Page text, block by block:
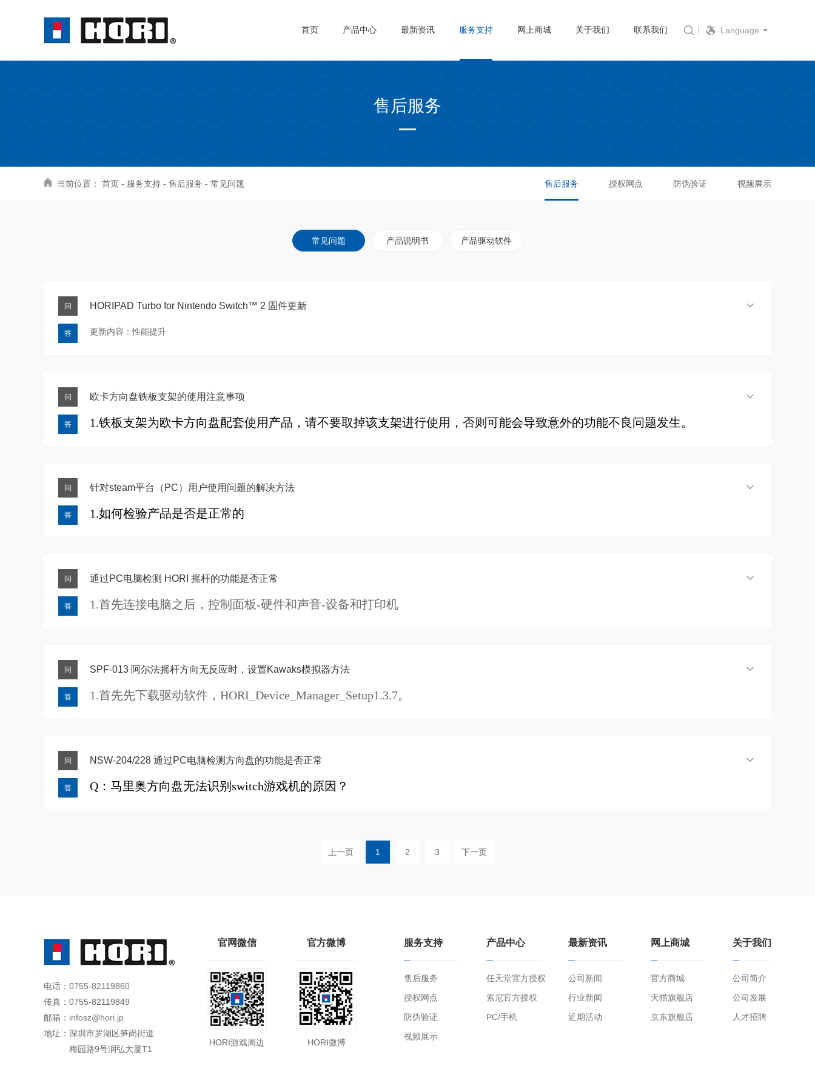
Language
首页 产品中心 最新资讯 服务支持 网上商城 关于我们 联系我们
售后服务
当前位置： 首页 - 服务支持 - 售后服务 - 常见问题 售后服务 授权网点 防伪验证 视频展示
常见问题 产品说明书 产品驱动软件
问 HORIPAD Turbo for Nintendo Switch™ 2 固件更新
答 更新内容：性能提升
NSX-083 HORIPAD有线控制器Turbo (绒绒伊布) for Nintendo Switch™ 2
HORIPAD_V115_S.zip
4. 点击 “DOWNLOAD（下载）”。
问 欧卡方向盘铁板支架的使用注意事项
答 1.铁板支架为欧卡方向盘配套使用产品，请不要取掉该支架进行使用，否则可能会导致意外的功能不良问题发生。
2.将方向盘固定到桌面时，请遵循说明书内容指示进行操作。不要额外添加非原装部件或去除原装部件进行使用，由此导致发
问 针对steam平台（PC）用户使用问题的解决方法
答
1.如何检验产品是否是正常的
2.Steam平台的设置，导致产品无法正常使用（全局设置）
问 通过PC电脑检测 HORI 摇杆的功能是否正常
答 1.首先连接电脑之后，控制面板-硬件和声音-设备和打印机
问 SPF-013 阿尔法摇杆方向无反应时，设置Kawaks模拟器方法
答 1.首先先下载驱动软件，HORI_Device_Manager_Setup1.3.7。
2.摇杆连接电脑之后，打开软件，进入软件页面，右键档案1，选择按键编辑，再开始进行按键映射。
问 NSW-204/228 通过PC电脑检测方向盘的功能是否正常
答
Q：马里奥方向盘无法识别switch游戏机的原因？
1. 电脑端先找控制面板-硬件和声音-设备和打印机
上一页 1 2 3 下一页
电话： 0755-82119860
传真： 0755-82119849
邮箱： infosz@hori.jp
地址： 深圳市罗湖区笋岗街道
梅园路9号润弘大厦T1
官网微信
HORI游戏周边
官方微博
HORI微博
关于我们
公司简介
公司发展
人才招聘
网上商城
官方商城
天猫旗舰店
京东旗舰店
最新资讯
公司新闻
行业新闻
近期活动
产品中心
任天堂官方授权
索尼官方授权
PC/手机
服务支持
售后服务
授权网点
防伪验证
视频展示